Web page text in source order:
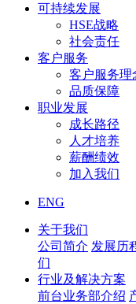
可持续发展
HSE战略
社会责任
客户服务
客户服务理
品质保障
职业发展
成长路径
人才培养
薪酬绩效
加入我们
ENG
关于我们
公司简介 发展历
们
行业及解决方案
前台业务部介绍